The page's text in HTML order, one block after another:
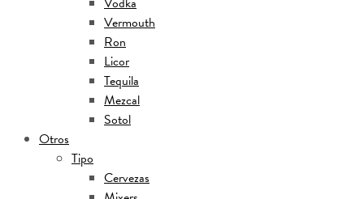
Vermouth
Ron
Licor
Tequila
Mezcal
Sotol
Otros
Tipo
Cervezas